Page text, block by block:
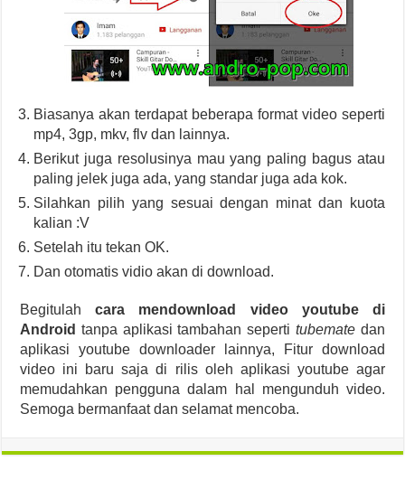
Biasanya akan terdapat beberapa format video seperti
mp4, 3gp, mkv, flv dan lainnya.
Berikut juga resolusinya mau yang paling bagus atau
paling jelek juga ada, yang standar juga ada kok.
Silahkan pilih yang sesuai dengan minat dan kuota
kalian :V
Setelah itu tekan OK.
Dan otomatis vidio akan di download.
Begitulahcara mendownload video youtube di
Android tanpa aplikasi tambahan seperti tubemate dan
aplikasi youtube downloader lainnya, Fitur download
video ini baru saja di rilis oleh aplikasi youtube agar
memudahkan pengguna dalam hal mengunduh video.
Semoga bermanfaat dan selamat mencoba.